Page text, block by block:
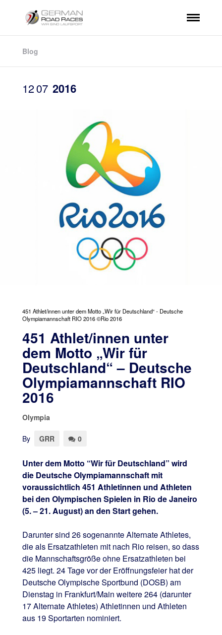
Blog
1207 2016
451 Athlet/innen unter dem Motto „Wir für Deutschland“ - Deutsche
Olympiamannschaft RIO 2016 ©Rio 2016
451 Athlet/innen unter
dem Motto „Wir für
Deutschland“ – Deutsche
Olympiamannschaft RIO
2016
Olympia
By GRR 0
Unter dem Motto “Wir für Deutschland” wird
die Deutsche Olympiamannschaft mit
voraussichtlich 451 Athletinnen und Athleten
bei den Olympischen Spielen in Rio de Janeiro
(5. – 21. August) an den Start gehen.
Darunter sind 26 sogenannte Alternate Athletes,
die als Ersatzathleten mit nach Rio reisen, so dass
die Mannschaftsgröße ohne Ersatzathleten bei
425 liegt. 24 Tage vor der Eröffnungsfeier hat der
Deutsche Olympische Sportbund (DOSB) am
Dienstag in Frankfurt/Main weitere 264 (darunter
17 Alternate Athletes) Athletinnen und Athleten
aus 19 Sportarten nominiert.